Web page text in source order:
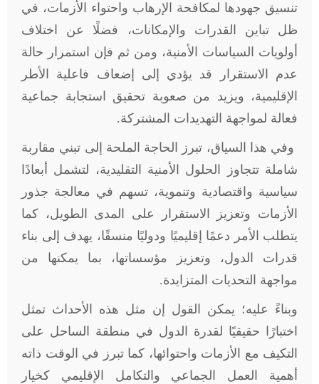
تنسيق جهودها لمكافحة الإرهاب واحتواء الأزمات، في
ظل تباين القدرات والإمكانات، فضلًا عن اختلاف
أولويات السياسات الأمنية، ومن ثم فإن استمرار حالة
عدم الاستقرار قد يؤدي إلى إضعاف فاعلية الأطر
الإقليمية، ويزيد من صعوبة تحقيق استجابة جماعية
فعالة لمواجهة التهديدات المشتركة.
وفي هذا السياق، تبرز الحاجة الملحة إلى تبني مقاربة
شاملة تتجاوز الحلول الأمنية التقليدية، لتشمل أبعادًا
سياسية واقتصادية وتنموية، تسهم في معالجة جذور
الأزمات وتعزيز الاستقرار على المدى الطويل، كما
يتطلب الأمر دعمًا إقليميًا ودوليًا منسقًا، يهدف إلى بناء
قدرات الدول، وتعزيز مؤسساتها، بما يمكنها من
مواجهة التحديات المتزايدة.
وبناءً عليه؛ يمكن القول إن مثل هذه الأحداث تمثل
اختبارًا حقيقيًا لقدرة الدول في منطقة الساحل على
التكيف مع الأزمات واحتوائها، كما تبرز في الوقت ذاته
أهمية العمل الجماعي والتكامل الإقليمي كخيار